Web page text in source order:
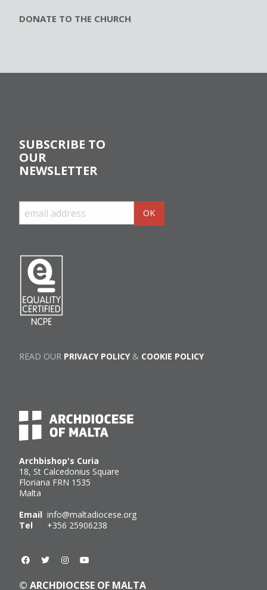
DONATE TO THE CHURCH
Archbishop's Curia
18, St Calcedonius Square
Floriana FRN 1535
Malta
Email info@maltadiocese.org
Tel +356 25906238
© ARCHDIOCESE OF MALTA
SUBSCRIBE TO
OUR
NEWSLETTER
READ OUR PRIVACY POLICY& COOKIE POLICY